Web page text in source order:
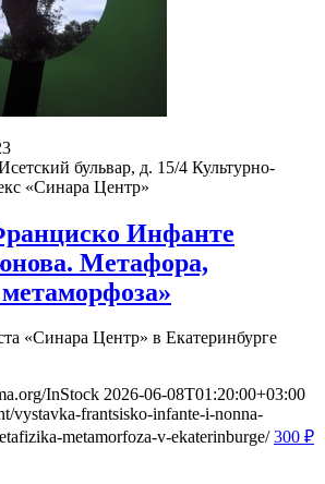
бульвар, д. 15/4 Культурно-
«Синара Центр»
Инфанте
Метафора,
«Синара Центр» в Екатеринбурге
InStock 2026-06-08T01:20:00+03:00
vystavka-frantsisko-infante-i-nonna-
metamorfoza-v-ekaterinburge/ 300 ₽